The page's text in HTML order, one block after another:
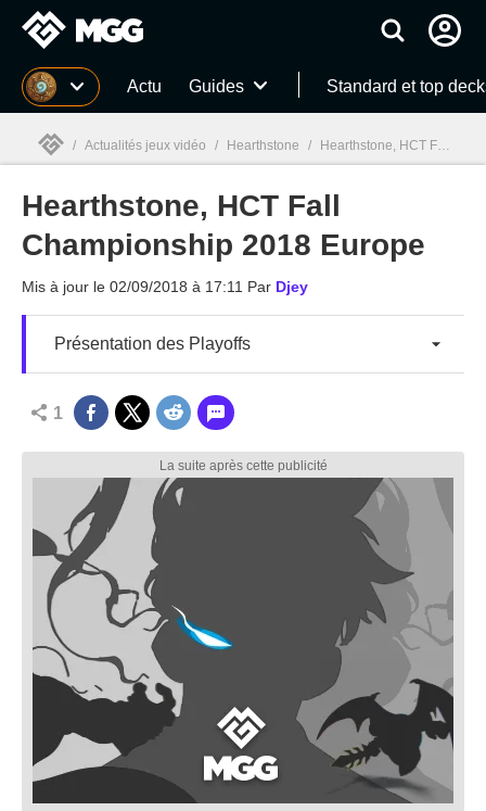
MGG Actu Guides Standard et top
MGG
/ Actualités jeux vidéo / Hearthstone / Hearthstone, HCT Fall Championship 2018 Europe
Hearthstone, HCT Fall
Championship 2018 Europe
Mis à jour le 02/09/2018 à 17:11 Par Djey
Présentation des Playoffs
1